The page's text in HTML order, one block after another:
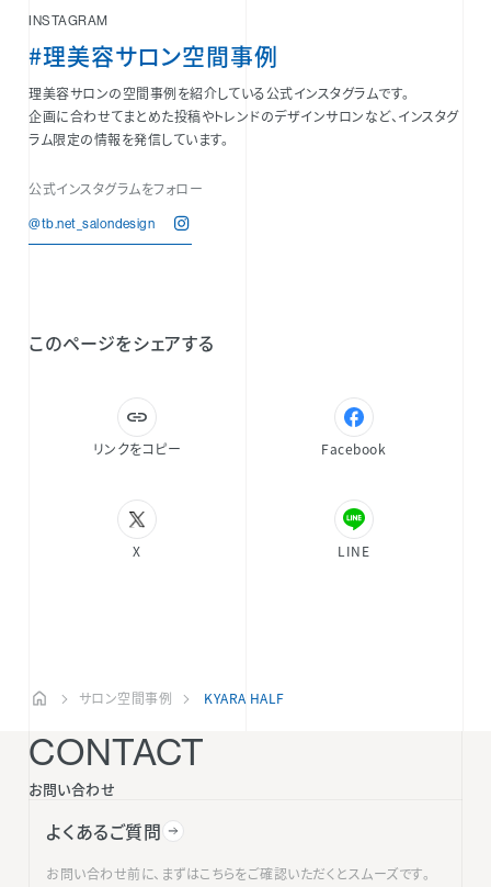
INSTAGRAM
#理美容サロン空間事例
理美容サロンの空間事例を紹介している公式インスタグラムです。
企画に合わせてまとめた投稿やトレンドのデザインサロンなど、インスタグ
ラム限定の情報を発信しています。
公式インスタグラムをフォロー
@tb.net_salondesign
このページをシェアする
リンクをコピー Facebook
X LINE
サロン空間事例 KYARA HALF
CONTACT
お問い合わせ
よくあるご質問
お問い合わせ前に、まずはこちらをご確認いただくとスムーズです。